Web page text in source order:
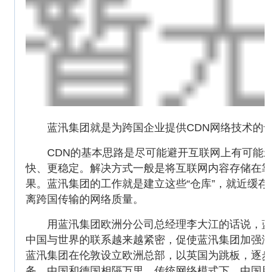
蓝汛集团就是为跨国企业提供CDN网络技术的
CDN的基本思路是尽可能避开互联网上有可能
快、更稳定。解决方式一般是将互联网内容存储
果。蓝汛集团的工作就是建立这些“仓库”，就近
离跨国传输的网络质量。
用蓝汛集团欧洲分公司总经理李大江的话说，
中国与世界的联系越来越紧密，促使蓝汛集团加
蓝汛集团在伦敦设立欧洲总部，以英国为跳板，